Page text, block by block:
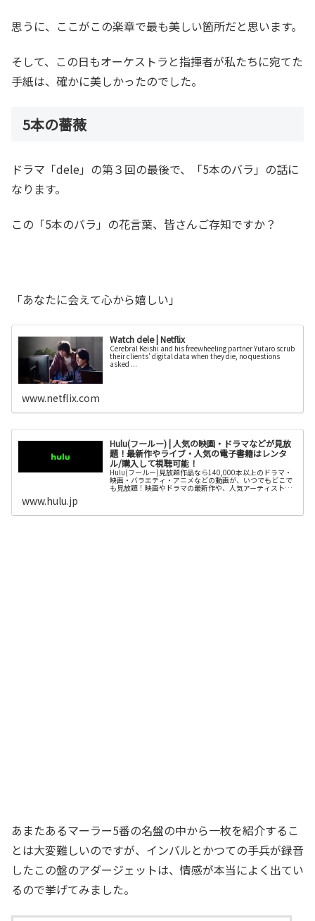
思うに、ここがこの楽章で最も美しい箇所だと思います。
そして、この日もオーケストラと指揮者が私たちに宛てた
手紙は、確かに美しかったのでした。
5本の薔薇
ドラマ「dele」の第３回の最後で、「5本のバラ」の話に
なります。
この「5本のバラ」の花言葉、皆さんご存知ですか？
「あなたに会えて心から嬉しい」
Watch dele | Netflix
Cerebral Keishi and his freewheeling partner Yutaro scrub
their clients' digital data when they die, no questions
asked ...
www.netflix.com
Hulu(フールー) | 人気の映画・ドラマなどが見放
題！最新作やライブ・人気の電子書籍はレンタ
ル/購入して視聴可能！
Hulu(フールー)見放題作品なら140,000本以上のドラマ・
映画・バラエティ・アニメなどの動画が、いつでもどこで
も見放題！映画やドラマの最新作や、人気アーティストの
ライブはレンタル/購入してお楽しみいただけます！更にア
www.hulu.jp
あまたあるマーラー5番の名盤の中から一枚を紹介するこ
とは大変難しいのですが、インバルとかつての手兵が録音
したこの盤のアダージェットは、情感が本当によく出てい
るので挙げてみました。